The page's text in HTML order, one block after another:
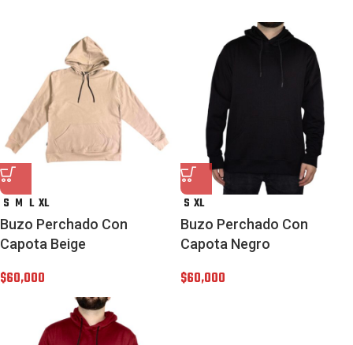
S M L XL
Buzo Perchado Con
Capota Beige
$60,000
S XL
Buzo Perchado Con
Capota Negro
$60,000